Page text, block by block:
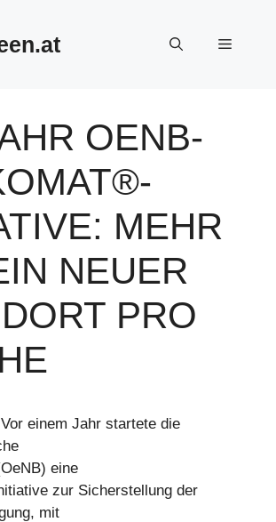
Menü
OENB-
MEHR
NEUER
PRO
einem Jahr startete die
eine
zur Sicherstellung der
mit